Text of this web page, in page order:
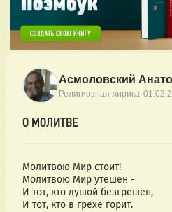
Асмоловский
Религиозная лирика·
О МОЛИТВЕ
Молитвою Мир стоит!
Молитвою Мир утешен -
И тот, кто душой безгрешен,
И тот, кто в грехе горит.